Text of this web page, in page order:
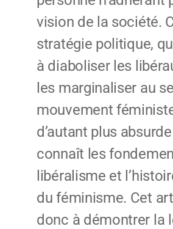
vision de la société.
stratégie politique,
à diaboliser les
les marginaliser au
mouvement
d’autant plus
connaît les
libéralisme et
du féminisme. Cet
donc à démontrer la